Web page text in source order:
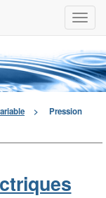
à
>
Pression